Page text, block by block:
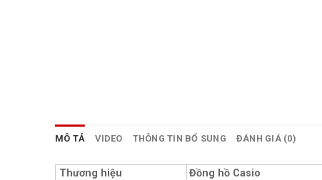
MÔ TẢ VIDEO THÔNG TIN BỔ SUNG ĐÁNH GIÁ (0)
Thương hiệu
Đồng hồ Casio